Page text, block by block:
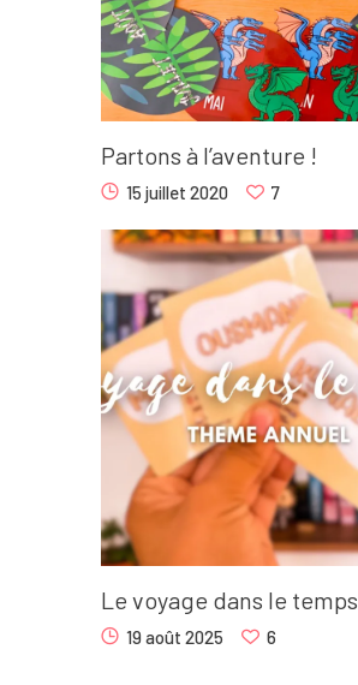
Partons à l’aventure !
15 juillet 2020 7
Le voyage dans le temps
19 août 2025 6